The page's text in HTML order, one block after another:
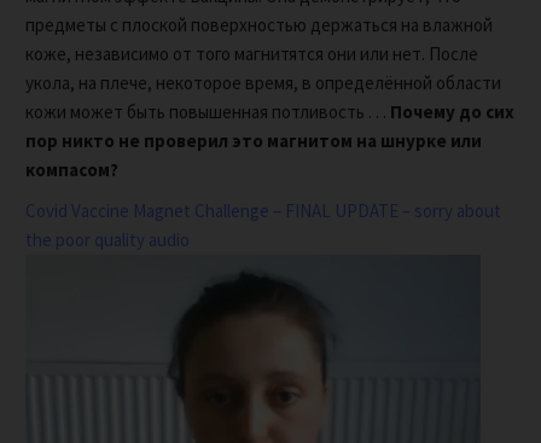
предметы с плоской поверхностью держаться на влажной
коже, независимо от того магнитятся они или нет. После
укола, на плече, некоторое время, в определённой области
кожи может быть повышенная потливость . . . Почему до сих
пор никто не проверил это магнитом на шнурке или
компасом?
Covid Vaccine Magnet Challenge – FINAL UPDATE – sorry about
the poor quality audio